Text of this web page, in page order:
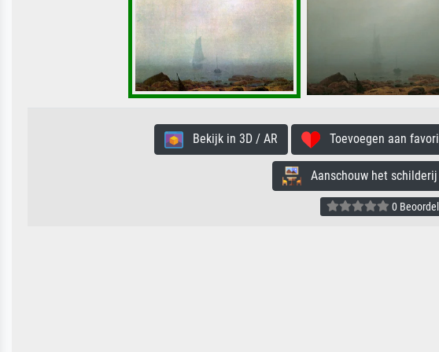
Bekijk in 3D / AR Toevoegen aan
Aanschouw het schilderij
0